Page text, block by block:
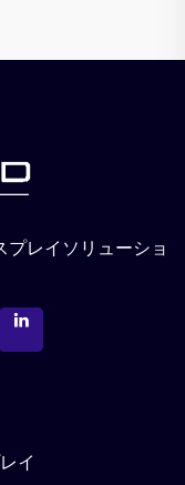
レイソリューショ
イ